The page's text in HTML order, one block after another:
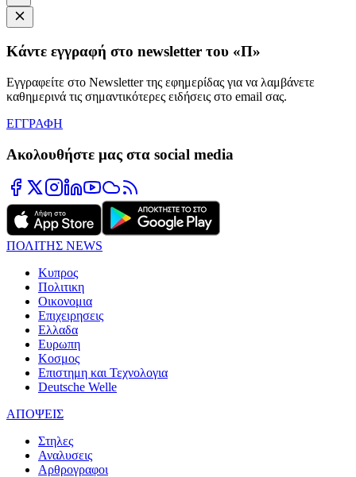
Κάντε εγγραφή στο newsletter του «Π»
Εγγραφείτε στο Newsletter της εφημερίδας για να λαμβάνετε
καθημερινά τις σημαντικότερες ειδήσεις στο email σας.
ΕΓΓΡΑΦΗ
Ακολουθήστε μας στα social media
ΠΟΛΙΤΗΣ NEWS
Κυπρος
Πολιτικη
Οικονομια
Επιχειρησεις
Ελλαδα
Ευρωπη
Κοσμος
Επιστημη και Τεχνολογια
Deutsche Welle
ΑΠΟΨΕΙΣ
Στηλες
Αναλυσεις
Αρθρογραφοι